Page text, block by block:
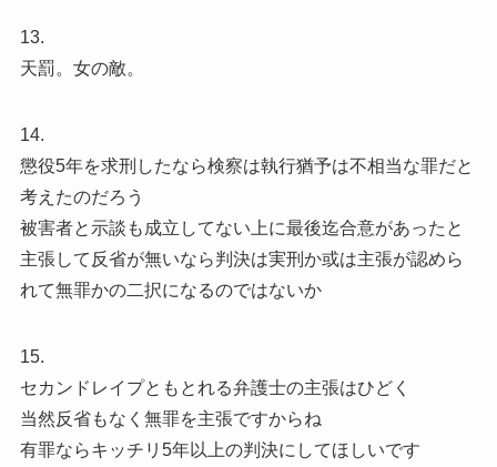
13.
天罰。女の敵。
14.
懲役5年を求刑したなら検察は執行猶予は不相当な罪だと
考えたのだろう
被害者と示談も成立してない上に最後迄合意があったと
主張して反省が無いなら判決は実刑か或は主張が認めら
れて無罪かの二択になるのではないか
15.
セカンドレイプともとれる弁護士の主張はひどく
当然反省もなく無罪を主張ですからね
有罪ならキッチリ5年以上の判決にしてほしいです